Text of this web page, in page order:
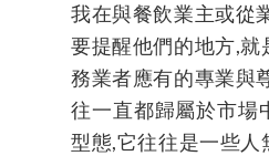
我在與餐飲業主或從
要提醒他們的地方,就
務業者應有的專業與
往一直都歸屬於市場
型態,它往往是一些人